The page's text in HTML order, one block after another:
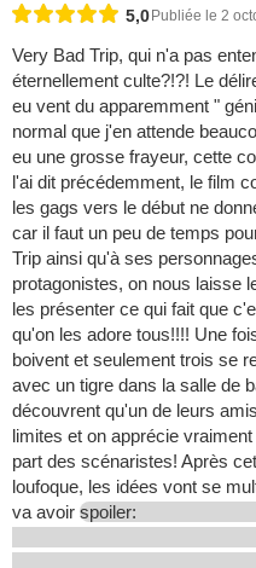
5,0 Publiée le 2
Very Bad Trip, qui n'a pas
éternellement culte?!?! Le
eu vent du apparemment "
normal que j'en attende
eu une grosse frayeur, cette
l'ai dit précédemment, le film
les gags vers le début ne
car il faut un peu de temps
Trip ainsi qu'à ses
protagonistes, on nous laisse
les présenter ce qui fait que
qu'on les adore tous!!!! Une
boivent et seulement trois se
avec un tigre dans la salle de
découvrent qu'un de leurs
limites et on apprécie
part des scénaristes! Après
loufoque, les idées vont se
va avoir spoiler: